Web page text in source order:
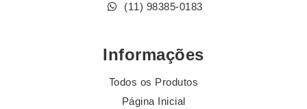
(11) 98385-0183
Informações
Todos os Produtos
Página Inicial